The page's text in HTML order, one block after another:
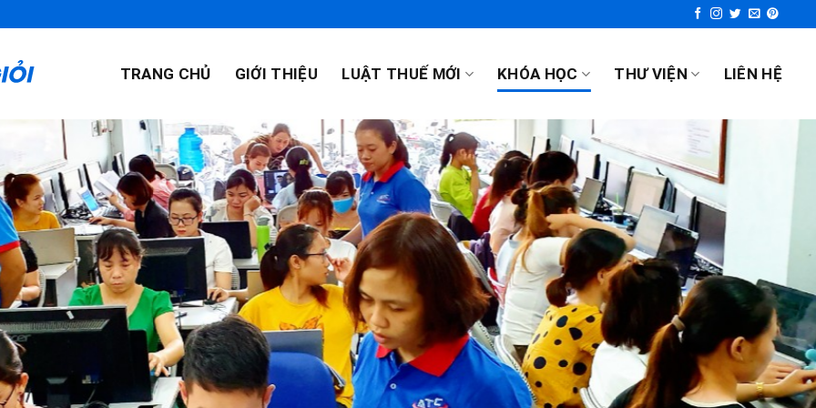
TRANG CHỦ GIỚI THIỆU LUẬT THUẾ MỚI KHÓA HỌC THƯ VIỆN LIÊN HỆ